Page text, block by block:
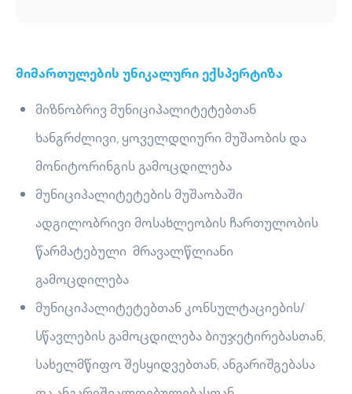
მიმართულების უნიკალური ექსპერტიზა
მიზნობრივ მუნიციპალიტეტებთან
ხანგრძლივი, ყოველდღიური მუშაობის და
მონიტორინგის გამოცდილება
მუნიციპალიტეტების მუშაობაში
ადგილობრივი მოსახლეობის ჩართულობის
წარმატებული მრავალწლიანი
გამოცდილება
მუნიციპალიტეტებთან კონსულტაციების/
სწავლების გამოცდილება ბიუჯეტირებასთან,
სახელმწიფო შესყიდვებთან, ანგარიშგებასა